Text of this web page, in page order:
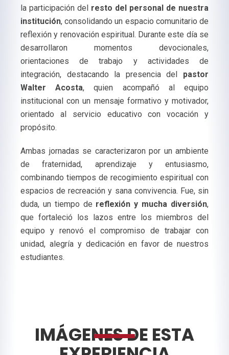
la participación del resto del personal de nuestra
institución, consolidando un espacio comunitario de
reflexión y renovación espiritual. Durante este día se
desarrollaron momentos devocionales,
orientaciones de trabajo y actividades de
integración, destacando la presencia del pastor
Walter Acosta, quien acompañó al equipo
institucional con un mensaje formativo y motivador,
orientado al servicio educativo con vocación y
propósito.
Ambas jornadas se caracterizaron por un ambiente
de fraternidad, aprendizaje y entusiasmo,
combinando tiempos de recogimiento espiritual con
espacios de recreación y sana convivencia. Fue, sin
duda, un tiempo de reflexión y mucha diversión,
que fortaleció los lazos entre los miembros del
equipo y renovó el compromiso de trabajar con
unidad, alegría y dedicación en favor de nuestros
estudiantes.
IMÁGENES DE ESTA